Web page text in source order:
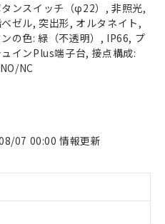
ンスイッチ（φ22）, 非照光,
ゼル, 突出形, オルタネイト,
の色: 緑（不透明）, IP66, プ
ュインPlus端子台, 接点構成:
NC
07 00:00 情報更新